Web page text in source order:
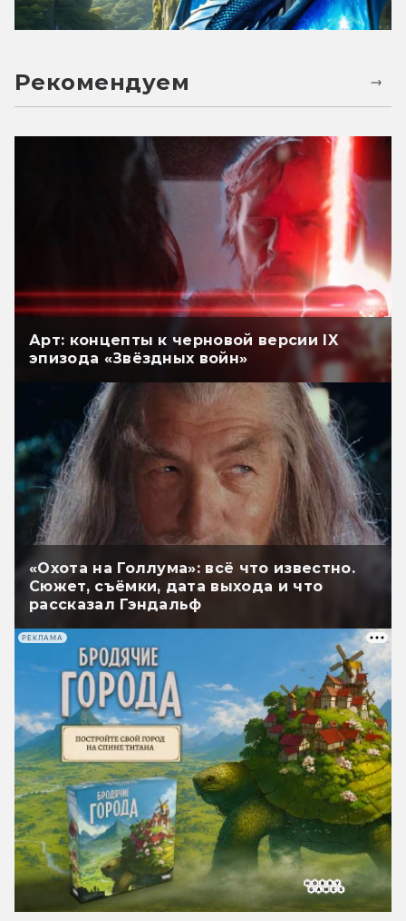
Рекомендуем
Арт: концепты к черновой версии IX
эпизода «Звёздных войн»
«Охота на Голлума»: всё что известно.
Сюжет, съёмки, дата выхода и что
рассказал Гэндальф
РЕКЛАМА